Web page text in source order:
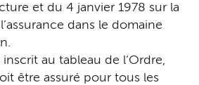
et du 4 janvier 1978 sur la
dans le domaine
au tableau de l’Ordre,
être assuré pour tous les